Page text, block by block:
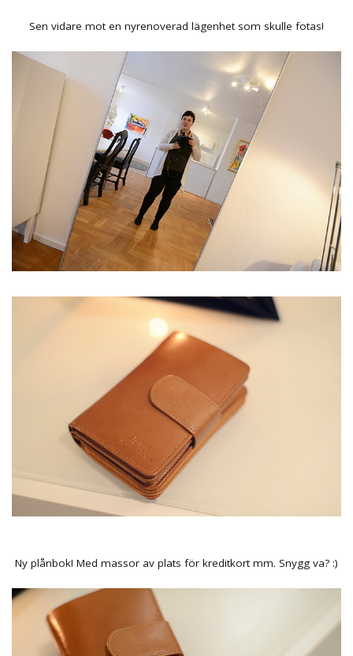
Sen vidare mot en nyrenoverad lägenhet som skulle fotas!
Ny plånbok! Med massor av plats för kreditkort mm. Snygg va? :)